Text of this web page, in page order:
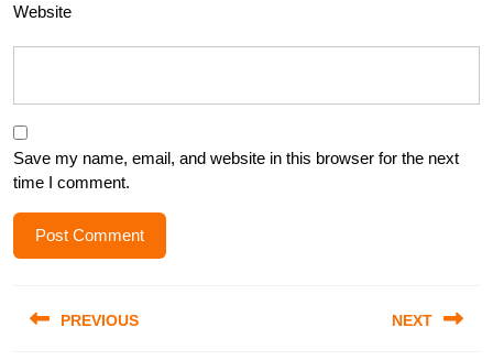
Website
Save my name, email, and website in this browser for the next
time I comment.
navigation
PREVIOUS NEXT